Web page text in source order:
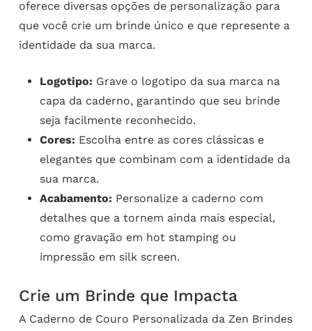
oferece diversas opções de personalização para
que você crie um brinde único e que represente a
identidade da sua marca.
Logotipo: Grave o logotipo da sua marca na
capa da caderno, garantindo que seu brinde
seja facilmente reconhecido.
Cores: Escolha entre as cores clássicas e
elegantes que combinam com a identidade da
sua marca.
Acabamento: Personalize a caderno com
detalhes que a tornem ainda mais especial,
como gravação em hot stamping ou
impressão em silk screen.
Crie um Brinde que Impacta
A Caderno de Couro Personalizada da Zen Brindes